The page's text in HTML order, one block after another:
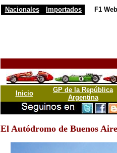
Nacionales Importados F1 Web
Inicio
GP de la República
Argentina
El Autódromo de Buenos